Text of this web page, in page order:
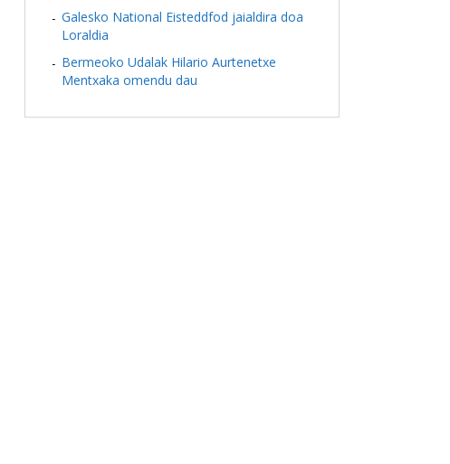
Galesko National Eisteddfod jaialdira doa
Loraldia
Bermeoko Udalak Hilario Aurtenetxe
Mentxaka omendu dau